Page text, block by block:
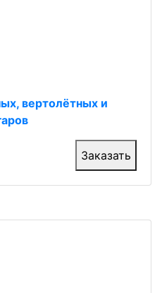
вертолётных и
Заказать